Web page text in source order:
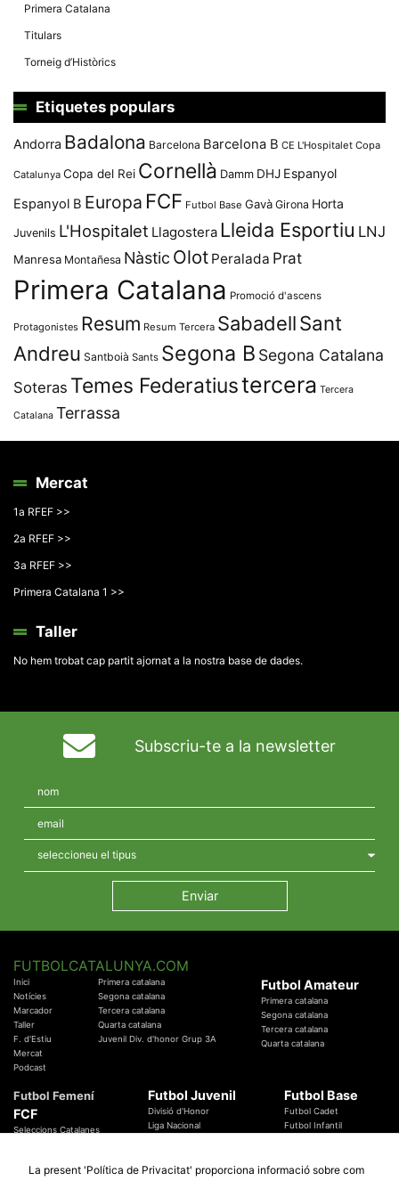
Primera Catalana
Titulars
Torneig d’Històrics
Etiquetes populars
Andorra Badalona Barcelona Barcelona B CE L'Hospitalet Copa
Catalunya Copa del Rei Cornellà Damm DHJ Espanyol
Espanyol B Europa FCF Futbol Base Gavà Girona Horta
Juvenils L'Hospitalet Llagostera Lleida Esportiu LNJ
Manresa Montañesa Nàstic Olot Peralada Prat
Primera Catalana Promoció d'ascens
Protagonistes Resum Resum Tercera SabadellSant
Andreu Santboià Sants Segona B Segona Catalana
Soteras Temes Federatiustercera Tercera
Catalana Terrassa
Mercat
1a RFEF >>
2a RFEF >>
3a RFEF >>
Primera Catalana 1 >>
Taller
No hem trobat cap partit ajornat a la nostra base de dades.
Subscriu-te a la newsletter
FUTBOLCATALUNYA.COM
Inici
Notícies
Marcador
Taller
F. d'Estiu
Mercat
Podcast
Primera catalana
Segona catalana
Tercera catalana
Quarta catalana
Juvenil Div. d'honor Grup 3A
Futbol Amateur
Primera catalana
Segona catalana
Tercera catalana
Quarta catalana
Futbol Femení
FCF
Seleccions Catalanes
Temes Federatius
Futbol Juvenil
Divisió d'Honor
Liga Nacional
Futbol Base
Futbol Cadet
Futbol Infantil
La present 'Política de Privacitat' proporciona informació sobre com